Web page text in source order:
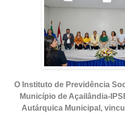
O Instituto de Previdência
Município de Açailândia-
Autárquica Municipal,